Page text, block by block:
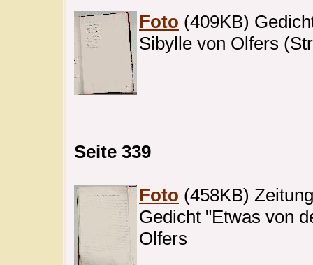
Foto (409KB)
Sibylle von Olfers
Seite 339
Foto (458KB)
Gedicht "Etwas von
Olfers